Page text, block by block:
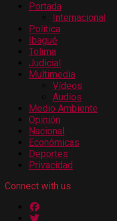
Portada
Internacional
Política
Ibagué
Tolima
Judicial
Multimedia
Vídeos
Audios
Medio Ambiente
Opinión
Nacional
Económicas
Deportes
Privacidad
Connect with us